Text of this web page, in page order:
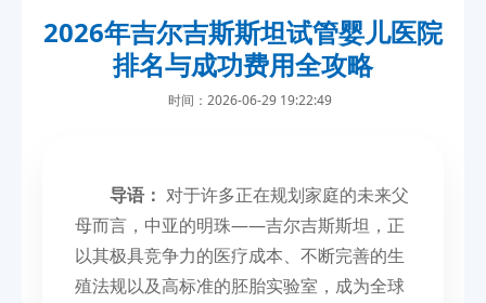
2026年吉尔吉斯斯坦试管婴儿医院
排名与成功费用全攻略
时间：2026-06-29 19:22:49
导语： 对于许多正在规划家庭的未来父
母而言，中亚的明珠——吉尔吉斯斯坦，正
以其极具竞争力的医疗成本、不断完善的生
殖法规以及高标准的胚胎实验室，成为全球